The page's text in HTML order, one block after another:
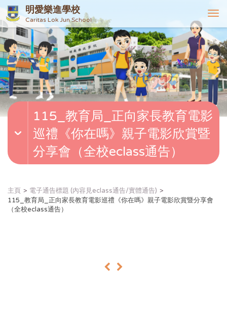
明愛樂進學校
Caritas Lok Jun School
T
o
g
g
l
e
n
v
i
115_教育局_正向家長教育電影
巡禮《你在嗎》親子電影欣賞暨
分享會（全校eclass通告）
主頁
電子通告標題 (內容見eclass通告/實體通告)
115_教育局_正向家長教育電影巡禮《你在嗎》親子電影欣賞暨分享會
（全校eclass通告）
« »